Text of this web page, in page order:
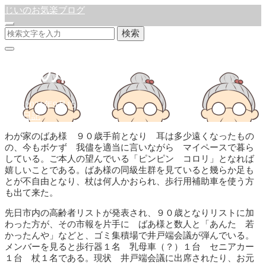
じいのお気楽ブログ
検索
敬老の日
公開:2021年9月15日
徒然日記
わが家のばあ様 ９０歳手前となり 耳は多少遠くなったもの
の、今もボケず 我儘を適当に言いながら マイペースで暮ら
している。ご本人の望んでいる「ピンピン コロリ」となれば
嬉しいことである。ばあ様の同級生群を見ていると幾らか足も
とが不自由となり、杖は何人かおられ、歩行用補助車を使う方
も出て来た。
先日市内の高齢者リストが発表され、９０歳となりリストに加
わった方が、その市報を片手に ばあ様と数人と「あんた 若
かったんや」などと、ゴミ集積場で井戸端会議が弾んでいる。
メンバーを見ると歩行器１名 乳母車（？）１台 セニアカー
１台 杖１名である。現状 井戸端会議に出席されたり、お元